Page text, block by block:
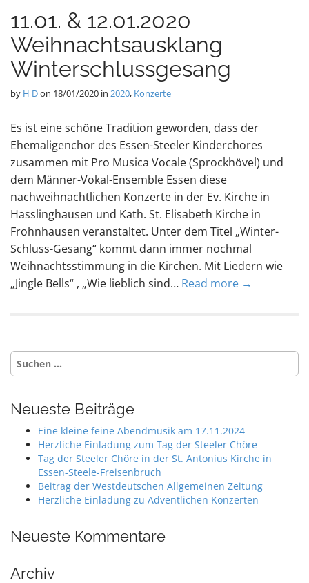
11.01. & 12.01.2020
Weihnachtsausklang
Winterschlussgesang
by H Don 18/01/2020 in 2020, Konzerte
Es ist eine schöne Tradition geworden, dass der
Ehemaligenchor des Essen-Steeler Kinderchores
zusammen mit Pro Musica Vocale (Sprockhövel) und
dem Männer-Vokal-Ensemble Essen diese
nachweihnachtlichen Konzerte in der Ev. Kirche in
Hasslinghausen und Kath. St. Elisabeth Kirche in
Frohnhausen veranstaltet. Unter dem Titel „Winter-
Schluss-Gesang“ kommt dann immer nochmal
Weihnachtsstimmung in die Kirchen. Mit Liedern wie
„Jingle Bells“ , „Wie lieblich sind… Read more →
Suche
nach:
Neueste Beiträge
Eine kleine feine Abendmusik am 17.11.2024
Herzliche Einladung zum Tag der Steeler Chöre
Tag der Steeler Chöre in der St. Antonius Kirche in
Essen-Steele-Freisenbruch
Beitrag der Westdeutschen Allgemeinen Zeitung
Herzliche Einladung zu Adventlichen Konzerten
Neueste Kommentare
Archiv